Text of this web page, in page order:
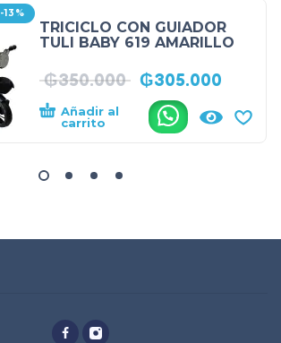
-13%
TRICICLO CON GUIADOR
TULI BABY 619 AMARILLO
₲350.000 ₲305.000
Añadir al
carrito
.